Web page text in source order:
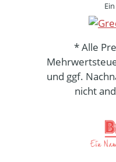
* Alle
und ggf.
nicht